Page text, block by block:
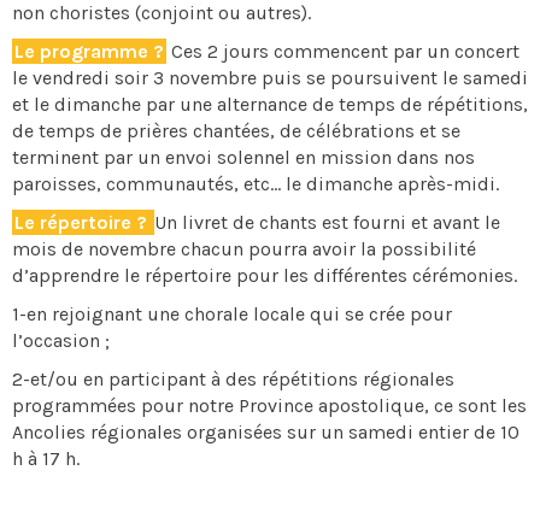
non choristes (conjoint ou autres).
Le programme ? Ces 2 jours commencent par un concert
le vendredi soir 3 novembre puis se poursuivent le samedi
et le dimanche par une alternance de temps de répétitions,
de temps de prières chantées, de célébrations et se
terminent par un envoi solennel en mission dans nos
paroisses, communautés, etc… le dimanche après-midi.
Le répertoire ? Un livret de chants est fourni et avant le
mois de novembre chacun pourra avoir la possibilité
d’apprendre le répertoire pour les différentes cérémonies.
1-en rejoignant une chorale locale qui se crée pour
l’occasion ;
2-et/ou en participant à des répétitions régionales
programmées pour notre Province apostolique, ce sont les
Ancolies régionales organisées sur un samedi entier de 10
h à 17 h.